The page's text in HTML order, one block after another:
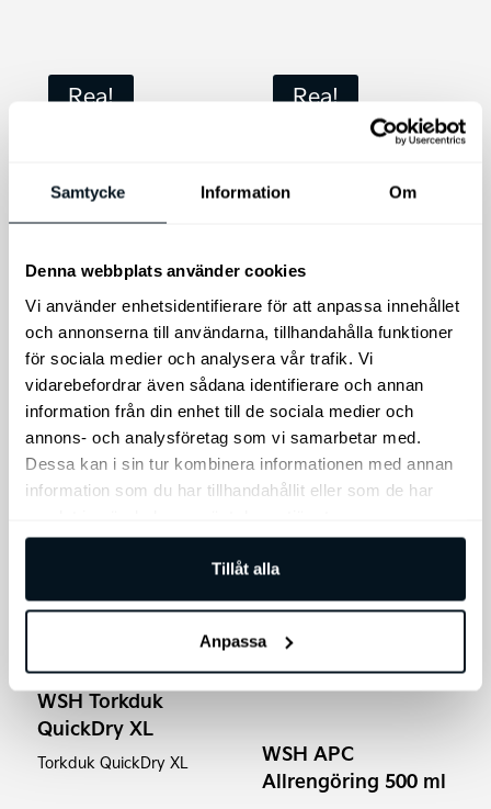
Samtycke Information Om
Denna webbplats använder cookies
Vi använder enhetsidentifierare för att anpassa innehållet
och annonserna till användarna, tillhandahålla funktioner
för sociala medier och analysera vår trafik. Vi
vidarebefordrar även sådana identifierare och annan
information från din enhet till de sociala medier och
annons- och analysföretag som vi samarbetar med.
Dessa kan i sin tur kombinera informationen med annan
information som du har tillhandahållit eller som de har
Tillåt alla
Anpassa
Rea!
WSH Bilschampo
Foam 500 ml
Bilschampo Foam
179krDet
ursprungliga
priset
var:
179 kr.
152krDet
nuvarande
priset
är:
152 kr.
Lägg till i varukorg
Rea!
Schampo 500 ml
Ceramic Schampo
249krDet
ursprungliga
priset
var:
249 kr.
211kr Det
nuvarande
priset
är:
211 kr.
Lägg till i varukorg
WSH Torkduk
QuickDry XL
Torkduk QuickDry XL
WSH APC
Allrengöring 500 ml